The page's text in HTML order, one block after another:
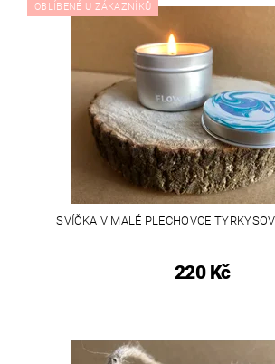
OBLÍBENÉ U ZÁKAZNÍKŮ
SVÍČKA V MALÉ PLECHOVCE
220 Kč